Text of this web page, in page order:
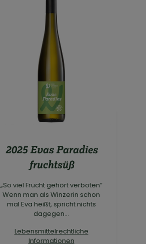
2025 Evas Paradies
fruchtsüß
„So viel Frucht gehört verboten“
Wenn man als Winzerin schon
mal Eva heißt, spricht nichts
dagegen...
Lebensmittelrechtliche
Informationen